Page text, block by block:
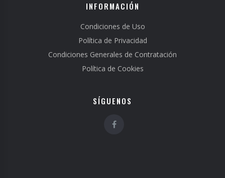
INFORMACIÓN
Condiciones de Uso
Política de Privacidad
Condiciones Generales de Contratación
Política de Cookies
SÍGUENOS